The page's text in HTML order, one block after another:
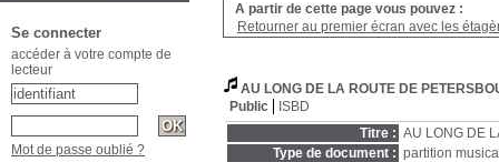
A partir de cette page vous pouvez :
Retourner au premier écran avec les
AU LONG DE LA ROUTE DE
Public
ISBD
Titre : AU LONG DE
Type de document : partition
Se connecter
accéder à votre compte de
lecteur
Mot de passe oublié ?